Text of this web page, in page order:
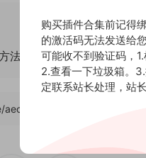
法！
15566 ，转载请注明
购买插件合集前记得
的激活码无法发送给
可能收不到验证码，
2.查看一下垃圾箱。
定联系站长处理，站